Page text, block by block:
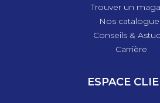
Trouver un
Nos
Conseils &
Carrière
ESPACE